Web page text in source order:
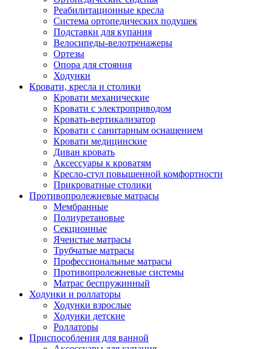
Реабилитационные кресла
Система ортопедических подушек
Подставки для купания
Велосипеды-велотренажеры
Ортезы
Опора для стояния
Ходунки
Кровати, кресла и столики
Кровати механические
Кровати с электроприводом
Кровать-вертикализатор
Кровати с санитарным оснащением
Кровати медицинские
Диван кровать
Аксессуары к кроватям
Кресло-стул повышенной комфортности
Прикроватные столики
Противопролежневые матрасы
Мембранные
Полиуретановые
Секционные
Ячеистые матрасы
Трубчатые матрасы
Профессиональные матрасы
Противопролежневые системы
Матрас беспружинный
Ходунки и роллаторы
Ходунки взрослые
Ходунки детские
Роллаторы
Приспособления для ванной